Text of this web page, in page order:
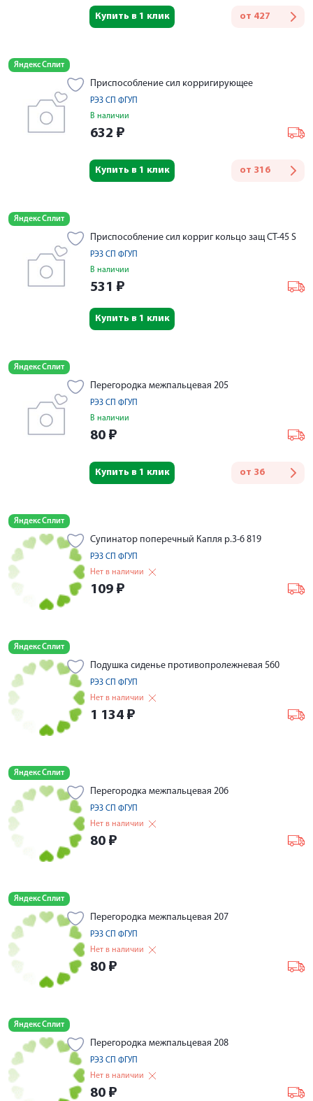
от 427
Купить в 1 клик
Яндекс Сплит
Приспособление сил корригирующее
РЭЗ СП ФГУП
В наличии
632 ₽
от 316
Купить в 1 клик
Яндекс Сплит
Приспособление сил корриг кольцо защ СТ-45 S
РЭЗ СП ФГУП
В наличии
531 ₽
Купить в 1 клик
Яндекс Сплит
Перегородка межпальцевая 205
РЭЗ СП ФГУП
В наличии
80 ₽
от 36
Купить в 1 клик
Яндекс Сплит
Супинатор поперечный Капля р.3-6 819
РЭЗ СП ФГУП
Нет в наличии
109 ₽
Яндекс Сплит
Подушка сиденье противопролежневая 560
РЭЗ СП ФГУП
Нет в наличии
1 134 ₽
Яндекс Сплит
Перегородка межпальцевая 206
РЭЗ СП ФГУП
Нет в наличии
80 ₽
Яндекс Сплит
Перегородка межпальцевая 207
РЭЗ СП ФГУП
Нет в наличии
80 ₽
Яндекс Сплит
Перегородка межпальцевая 208
РЭЗ СП ФГУП
Нет в наличии
80 ₽